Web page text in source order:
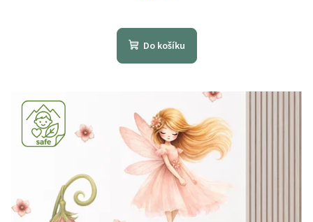
hodnocení
produktu
hvězdiček.
Do košíku